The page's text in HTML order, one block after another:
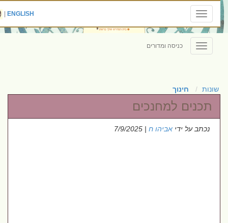
Toggle
navigation
ENGLISH
|
Toggle
navigation
כניסה ומדורים
שונות חינוך
תכנים למחנכים
נכתב על ידיאביהו ח| 7/9/2025